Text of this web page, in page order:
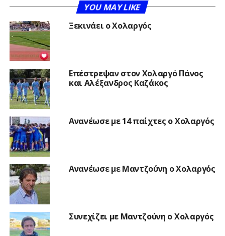
YOU MAY LIKE
Ξεκινάει ο Χολαργός
Επέστρεψαν στον Χολαργό Πάνος
και Αλέξανδρος Καζάκος
Ανανέωσε με 14 παίχτες ο Χολαργός
Ανανέωσε με Μαντζούνη ο Χολαργός
Συνεχίζει με Μαντζούνη ο Χολαργός